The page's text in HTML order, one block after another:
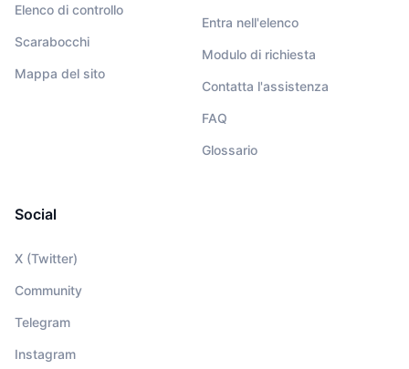
Elenco di controllo
Scarabocchi
Mappa del sito
Entra nell'elenco
Modulo di richiesta
Contatta l'assistenza
FAQ
Glossario
Social
X (Twitter)
Community
Telegram
Instagram